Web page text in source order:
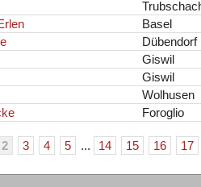
Basel
Dübendorf
Giswil
Giswil
Wolhusen
Foroglio
2 3 4 5 ... 14 15 16 17